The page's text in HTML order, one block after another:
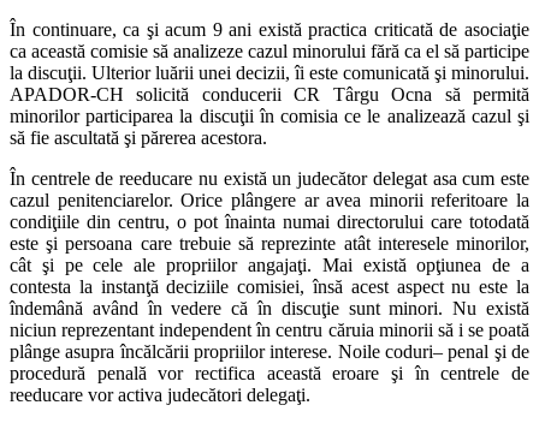
În continuare, ca şi acum 9 ani există practica criticată de asociaţie
ca această comisie să analizeze cazul minorului fără ca el să participe
la discuţii. Ulterior luării unei decizii, îi este comunicată şi minorului.
APADOR-CH solicită conducerii CR Târgu Ocna să permită
minorilor participarea la discuţii în comisia ce le analizează cazul şi
să fie ascultată şi părerea acestora.
În centrele de reeducare nu există un judecător delegat asa cum este
cazul penitenciarelor. Orice plângere ar avea minorii referitoare la
condiţiile din centru, o pot înainta numai directorului care totodată
este şi persoana care trebuie să reprezinte atât interesele minorilor,
cât şi pe cele ale propriilor angajaţi. Mai există opţiunea de a
contesta la instanţă deciziile comisiei, însă acest aspect nu este la
îndemână având în vedere că în discuţie sunt minori. Nu există
niciun reprezentant independent în centru căruia minorii să i se poată
plânge asupra încălcării propriilor interese. Noile coduri– penal şi de
procedură penală vor rectifica această eroare şi în centrele de
reeducare vor activa judecători delegaţi.